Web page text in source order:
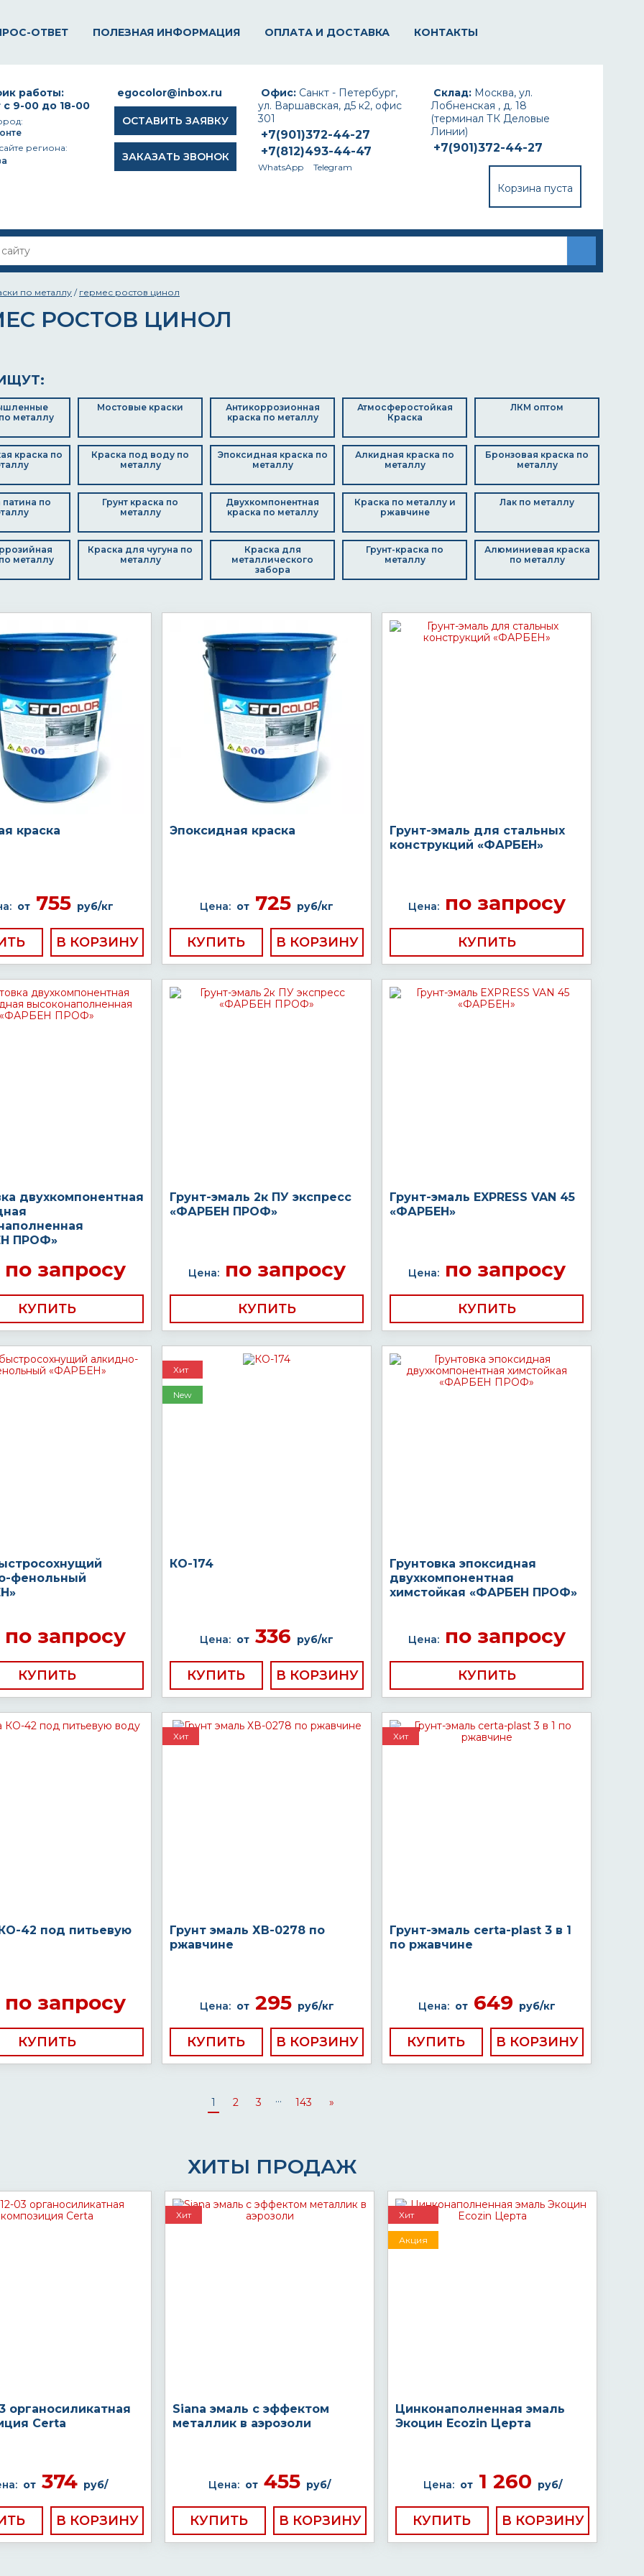
ОТВЕТ ПОЛЕЗНАЯ ИНФОРМАЦИЯ ОПЛАТА И ДОСТАВКА КОНТАКТЫ
Склад: Москва, ул.
Лобненская , д. 18
(терминал ТК Деловые
Линии)
+7(901)372-44-27
Корзина пуста
Офис: Санкт - Петербург,
ул. Варшавская, д5 к2, офис
301
+7(901)372-44-27
+7(812)493-44-47
WhatsApp Telegram
egocolor@inbox.ru
ОСТАВИТЬ ЗАЯВКУ
ЗАКАЗАТЬ ЗВОНОК
работы:
с 9-00 до 18-00
региона:
по металлу / гермес ростов цинол
РОСТОВ ЦИНОЛ
металлу
Мостовые краски
Антикоррозионная
краска по металлу
Атмосферостойкая
Краска
ЛКМ оптом
краска по
Краска под воду по
металлу
Эпоксидная краска по
металлу
Алкидная краска по
металлу
Бронзовая краска по
металлу
патина по
Грунт краска по
металлу
Двухкомпонентная
краска по металлу
Краска по металлу и
ржавчине
Лак по металлу
металлу
Краска для чугуна по
металлу
Краска для
металлического
забора
Грунт-краска по
металлу
Алюминиевая краска
по металлу
краска
от755 руб/кг
Эпоксидная краска
Цена: от 725 руб/кг
КУПИТЬ
Грунт-эмаль для стальных
конструкций «ФАРБЕН»
Цена:по запросу
КУПИТЬ
двухкомпонентная
ПРОФ»
запросу
КУПИТЬ
Грунт-эмаль 2к ПУ экспресс
«ФАРБЕН ПРОФ»
Цена:по запросу
КУПИТЬ
Грунт-эмаль EXPRESS VAN 45
«ФАРБЕН»
Цена:по запросу
КУПИТЬ
фенольный
запросу
КУПИТЬ
Хит
New
КО-174
Цена: от 336 руб/кг
КУПИТЬ
Грунтовка эпоксидная
двухкомпонентная
химстойкая «ФАРБЕН ПРОФ»
Цена:по запросу
КУПИТЬ
42 под питьевую
запросу
КУПИТЬ
Хит
Грунт эмаль ХВ-0278 по
ржавчине
Цена: от295 руб/кг
КУПИТЬ
Хит
Грунт-эмаль certa-plast 3 в 1
по ржавчине
Цена: от649 руб/кг
КУПИТЬ
1 2 3 ... 143 »
ХИТЫ ПРОДАЖ
органосиликатная
Certa
от374 руб/
Хит
Siana эмаль с эффектом
металлик в аэрозоли
Цена: от 455 руб/
КУПИТЬ
Хит
Акция
Цинконаполненная эмаль
Экоцин Ecozin Церта
Цена: от1 260 руб/
КУПИТЬ